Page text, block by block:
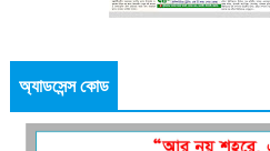
অ্যাডসেন্স কোড